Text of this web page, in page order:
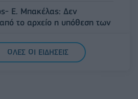
Ε. Μπακέλας: Δεν
από το αρχείο η υπόθεση των
ΟΛΕΣ ΟΙ ΕΙΔΗΣΕΙΣ